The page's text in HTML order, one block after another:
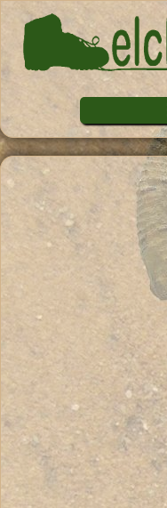
Pasar al contenido principal